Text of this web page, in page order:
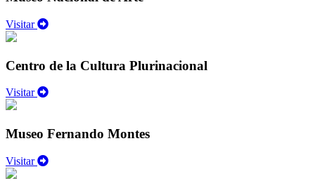
Visitar
Centro de la Cultura Plurinacional
Visitar
Museo Fernando Montes
Visitar